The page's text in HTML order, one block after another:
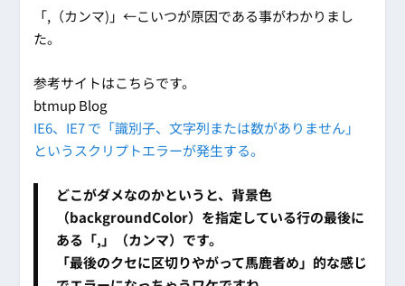
「,（カンマ)」←こいつが原因である事がわかりまし
た。
参考サイトはこちらです。
btmup Blog
IE6、IE7 で「識別子、文字列または数がありません」
というスクリプトエラーが発生する。
どこがダメなのかというと、背景色
（backgroundColor）を指定している行の最後に
ある「,」（カンマ）です。
「最後のクセに区切りやがって馬鹿者め」的な感じ